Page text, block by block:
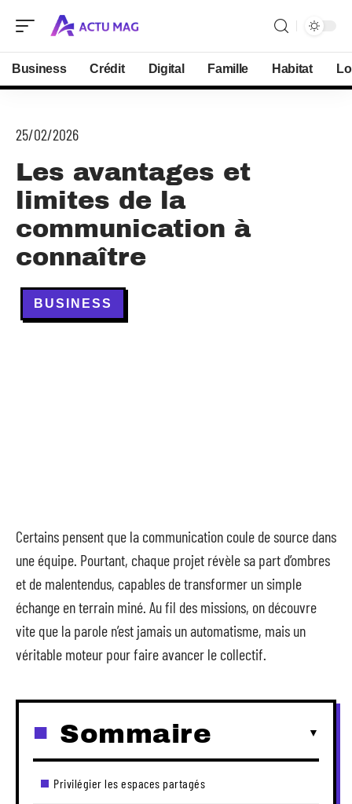
Business Crédit Digital Famille Habitat
25/02/2026
Les avantages et
limites de la
communication à
connaître
BUSINESS
Certains pensent que la communication coule de source dans
une équipe. Pourtant, chaque projet révèle sa part d’ombres
et de malentendus, capables de transformer un simple
échange en terrain miné. Au fil des missions, on découvre
vite que la parole n’est jamais un automatisme, mais un
véritable moteur pour faire avancer le collectif.
Sommaire
Privilégier les espaces partagés